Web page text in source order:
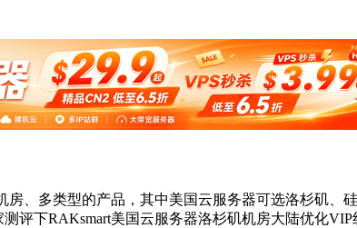
、多类型的产品，其中美国云服务器可选洛杉矶
评下RAKsmart美国云服务器洛杉矶机房大陆优化